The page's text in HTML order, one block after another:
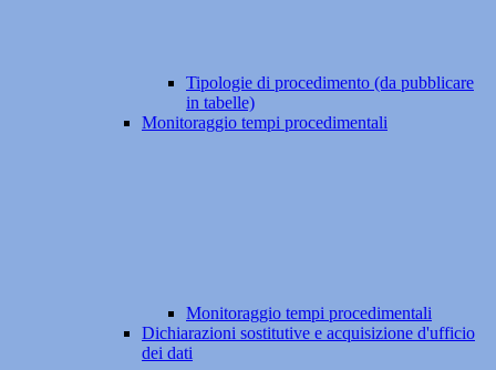
Tipologie di procedimento (da pubblicare
in tabelle)
Monitoraggio tempi procedimentali
Monitoraggio tempi procedimentali
Dichiarazioni sostitutive e acquisizione d'ufficio
dei dati